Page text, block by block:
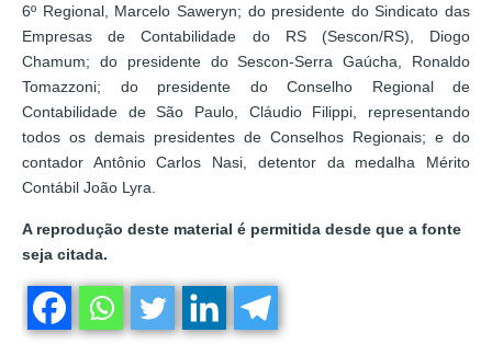
6º Regional, Marcelo Saweryn; do presidente do Sindicato das
Empresas de Contabilidade do RS (Sescon/RS), Diogo
Chamum; do presidente do Sescon-Serra Gaúcha, Ronaldo
Tomazzoni; do presidente do Conselho Regional de
Contabilidade de São Paulo, Cláudio Filippi, representando
todos os demais presidentes de Conselhos Regionais; e do
contador Antônio Carlos Nasi, detentor da medalha Mérito
Contábil João Lyra.
A reprodução deste material é permitida desde que a fonte
seja citada.